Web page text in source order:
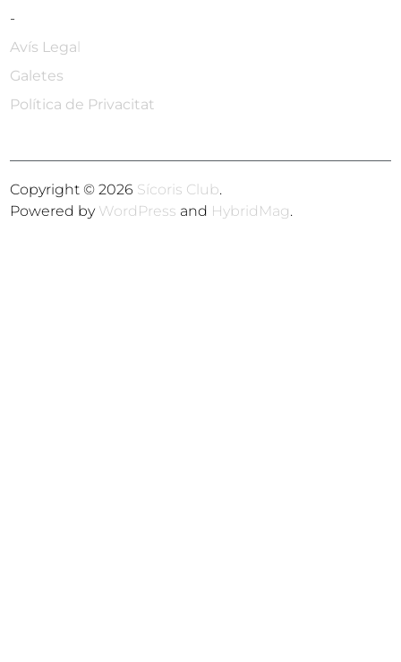
-
Avís Legal
Galetes
Política de Privacitat
Copyright © 2026 Sícoris Club.
Powered by WordPress and HybridMag.